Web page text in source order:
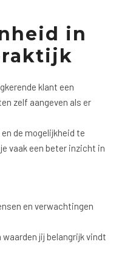
in
klant een
zelf aangeven als er
de mogelijkheid te
vaak een beter inzicht in
en verwachtingen
waarden jij belangrijk vindt